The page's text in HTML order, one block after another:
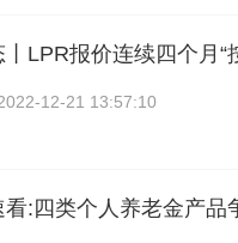
LPR报价连续四个月“
12-21 13:57:10
看:四类个人养老金产品